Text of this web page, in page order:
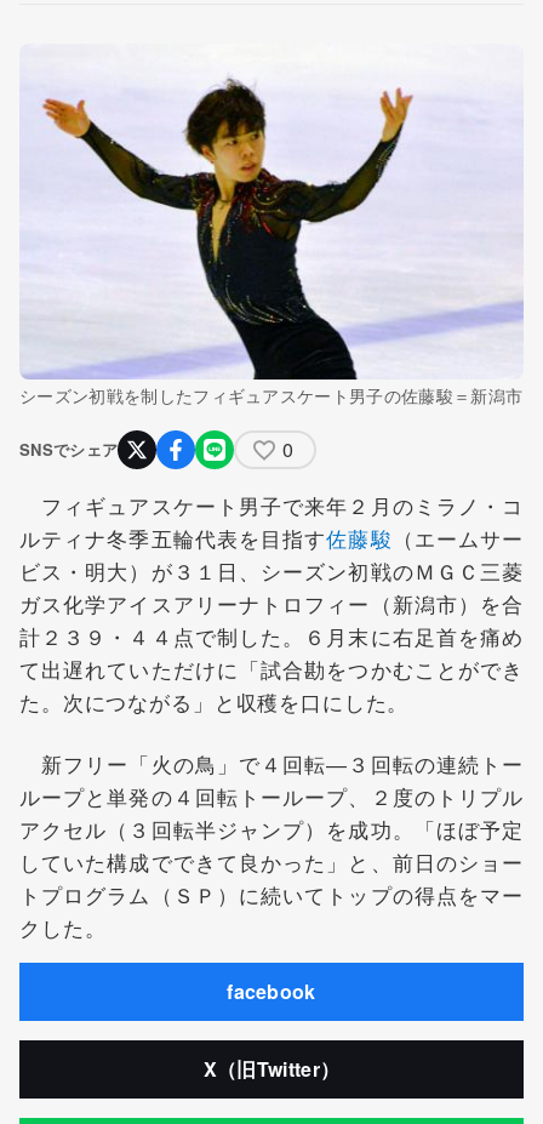
シーズン初戦を制したフィギュアスケート男子の佐藤駿＝新潟市
SNSでシェア 0
フィギュアスケート男子で来年２月のミラノ・コ
ルティナ冬季五輪代表を目指す佐藤駿 （エームサー
ビス・明大）が３１日、シーズン初戦のＭＧＣ三菱
ガス化学アイスアリーナトロフィー（新潟市）を合
計２３９・４４点で制した。６月末に右足首を痛め
て出遅れていただけに「試合勘をつかむことができ
た。次につながる」と収穫を口にした。
新フリー「火の鳥」で４回転―３回転の連続トー
ループと単発の４回転トーループ、２度のトリプル
アクセル（３回転半ジャンプ）を成功。「ほぼ予定
していた構成でできて良かった」と、前日のショー
トプログラム（ＳＰ）に続いてトップの得点をマー
クした。
facebook
X（旧Twitter）